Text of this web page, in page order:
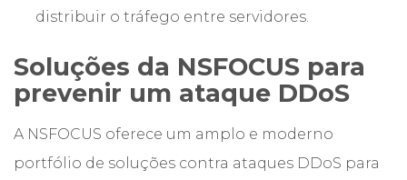
distribuir o tráfego entre servidores.
Soluções da NSFOCUS para
prevenir um ataque DDoS
A NSFOCUS oferece um amplo e moderno
portfólio de soluções contra ataques DDoS para